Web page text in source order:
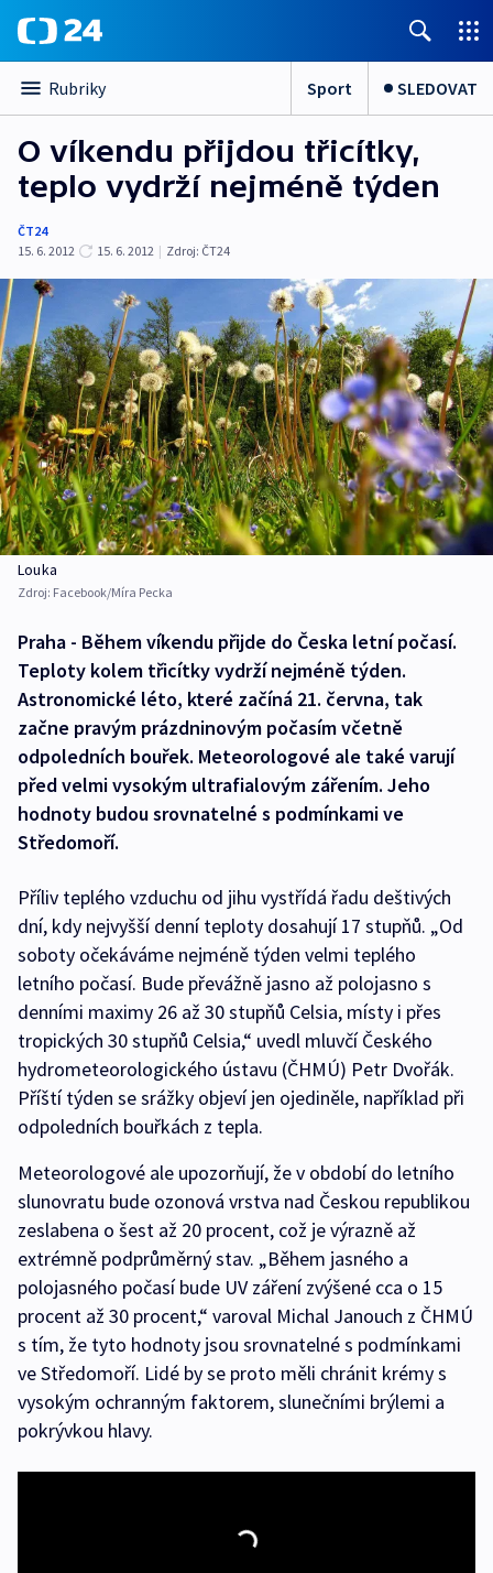
Rubriky Sport SLEDOVAT
O víkendu přijdou třicítky,
teplo vydrží nejméně týden
ČT24
15. 6. 2012
15. 6. 2012 | Zdroj: ČT24
Louka
Zdroj: Facebook/Míra Pecka
Praha - Během víkendu přijde do Česka letní počasí.
Teploty kolem třicítky vydrží nejméně týden.
Astronomické léto, které začíná 21. června, tak
začne pravým prázdninovým počasím včetně
odpoledních bouřek. Meteorologové ale také varují
před velmi vysokým ultrafialovým zářením. Jeho
hodnoty budou srovnatelné s podmínkami ve
Středomoří.
Příliv teplého vzduchu od jihu vystřídá řadu deštivých
dní, kdy nejvyšší denní teploty dosahují 17 stupňů. „Od
soboty očekáváme nejméně týden velmi teplého
letního počasí. Bude převážně jasno až polojasno s
denními maximy 26 až 30 stupňů Celsia, místy i přes
tropických 30 stupňů Celsia,“ uvedl mluvčí Českého
hydrometeorologického ústavu (ČHMÚ) Petr Dvořák.
Příští týden se srážky objeví jen ojediněle, například při
odpoledních bouřkách z tepla.
Meteorologové ale upozorňují, že v období do letního
slunovratu bude ozonová vrstva nad Českou republikou
zeslabena o šest až 20 procent, což je výrazně až
extrémně podprůměrný stav. „Během jasného a
polojasného počasí bude UV záření zvýšené cca o 15
procent až 30 procent,“ varoval Michal Janouch z ČHMÚ
s tím, že tyto hodnoty jsou srovnatelné s podmínkami
ve Středomoří. Lidé by se proto měli chránit krémy s
vysokým ochranným faktorem, slunečními brýlemi a
pokrývkou hlavy.